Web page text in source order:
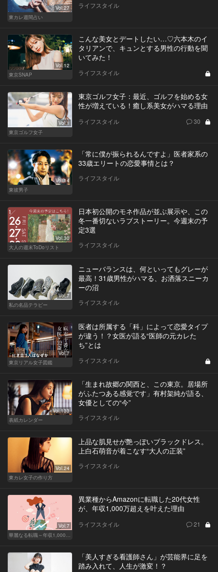
Vol.27
東カレ週間占い
ライフスタイル
Vol.12
東京SNAP
こんな美女とデートしたい…♡六本木のイ
タリアンで、キュンとする男性の行動を聞
いてみた！
ライフスタイル
Vol.1
東京ゴルフ女子
東京ゴルフ女子：最近、ゴルフを始める女
性が増えている！癒し系美女がハマる理由
ライフスタイル 30
Vol.14
東彼男子
「常に僕が振られるんですよ」医者家系の
33歳エリートの恋愛事情とは？
ライフスタイル
Vol.30
大人の週末ToDoリスト
日本初公開のモネ作品が並ぶ展示や、この
冬一番切ないラブストーリー。今週末の予
定3選
ライフスタイル
Vol.7
私の名品テラピー
ニューバランスは、何といってもグレーが
最高！31歳男性がハマる、お洒落スニーカ
ーの沼
ライフスタイル
Vol.7
東京リアル女子図鑑
医者は所属する「科」によって恋愛タイプ
が違う！？女医が語る“医師の元カレた
ち”とは
ライフスタイル
Vol.133
表紙カレンダー
「生まれ故郷の関西と、この東京。居場所
がふたつある感覚です」有村架純が語る、
女優としての“今”
ライフスタイル
Vol.24
東カレ女子の作り方
上品な肌見せが艶っぽいブラックドレス。
上白石萌音が着こなす“大人の正装”
ライフスタイル
Vol.7
異業種からAmazonに転職した20代女性
が、年収1,000万超えを叶えた理由
ライフスタイル 21
「美人すぎる看護師さん」が芸能界に足を
踏み入れて、人生が激変！？